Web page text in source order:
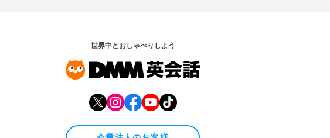
世界中とおしゃべりしよう